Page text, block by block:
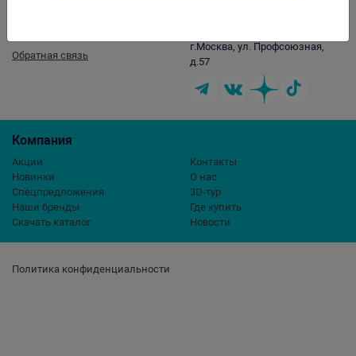
Политика конфиденциальности
Компания
Акции
Новинки
Спецпредложения
Наши бренды
Скачать каталог
Контакты
О нас
3D-тур
Где купить
Новости
Обратная связь
г.Москва, ул. Профсоюзная,
д.57